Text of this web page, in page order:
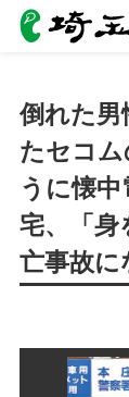
倒れた
たセコム
うに懐
宅、「身
亡事故に